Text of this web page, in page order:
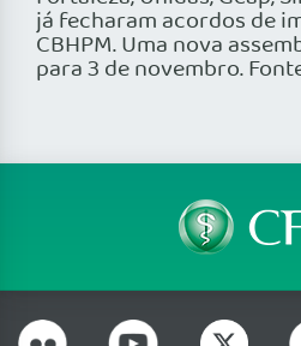
já fecharam acordos de
CBHPM. Uma nova
para 3 de novembro.